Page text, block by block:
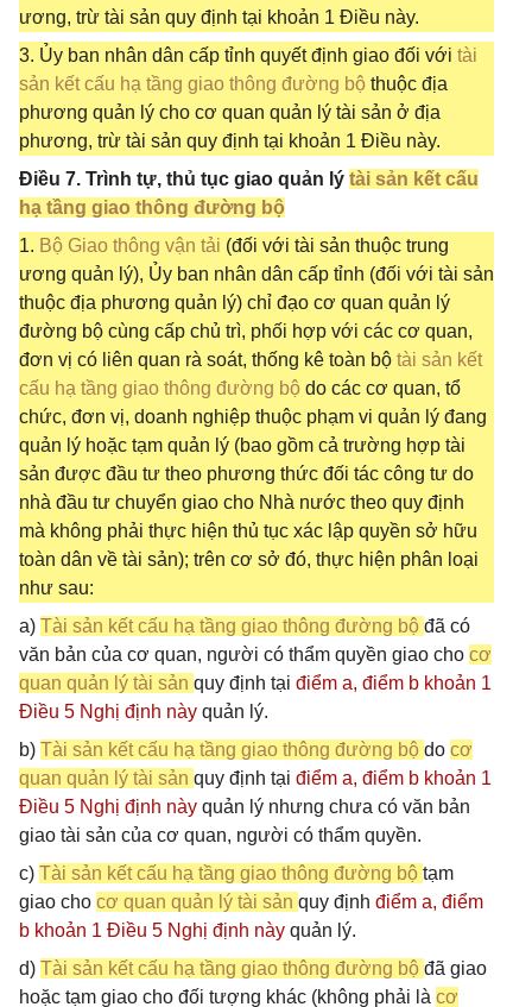
ương, trừ tài sản quy định tại khoản 1 Điều này.
3. Ủy ban nhân dân cấp tỉnh quyết định giao đối với tài
sản kết cấu hạ tầng giao thông đường bộ thuộc địa
phương quản lý cho cơ quan quản lý tài sản ở địa
phương, trừ tài sản quy định tại khoản 1 Điều này.
Điều 7. Trình tự, thủ tục giao quản lý tài sản kết cấu
hạ tầng giao thông đường bộ
1. Bộ Giao thông vận tải (đối với tài sản thuộc trung
ương quản lý), Ủy ban nhân dân cấp tỉnh (đối với tài sản
thuộc địa phương quản lý) chỉ đạo cơ quan quản lý
đường bộ cùng cấp chủ trì, phối hợp với các cơ quan,
đơn vị có liên quan rà soát, thống kê toàn bộ tài sản kết
cấu hạ tầng giao thông đường bộ do các cơ quan, tổ
chức, đơn vị, doanh nghiệp thuộc phạm vi quản lý đang
quản lý hoặc tạm quản lý (bao gồm cả trường hợp tài
sản được đầu tư theo phương thức đối tác công tư do
nhà đầu tư chuyển giao cho Nhà nước theo quy định
mà không phải thực hiện thủ tục xác lập quyền sở hữu
toàn dân về tài sản); trên cơ sở đó, thực hiện phân loại
như sau:
a) Tài sản kết cấu hạ tầng giao thông đường bộ đã có
văn bản của cơ quan, người có thẩm quyền giao cho cơ
quan quản lý tài sản quy định tại điểm a, điểm b khoản 1
Điều 5 Nghị định này quản lý.
b) Tài sản kết cấu hạ tầng giao thông đường bộ do cơ
quan quản lý tài sản quy định tại điểm a, điểm b khoản 1
Điều 5 Nghị định này quản lý nhưng chưa có văn bản
giao tài sản của cơ quan, người có thẩm quyền.
c) Tài sản kết cấu hạ tầng giao thông đường bộ tạm
giao cho cơ quan quản lý tài sản quy định điểm a, điểm
b khoản 1 Điều 5 Nghị định này quản lý.
d) Tài sản kết cấu hạ tầng giao thông đường bộ đã giao
hoặc tạm giao cho đối tượng khác (không phải là cơ